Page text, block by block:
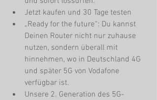
Jetzt kaufen und 30 Tage testen
„Ready for the future“: Du kannst
Deinen Router nicht nur zuhause
nutzen, sondern überall mit
hinnehmen, wo in Deutschland 4G
und später 5G von Vodafone
verfügbar ist.
Unsere 2. Generation des 5G-